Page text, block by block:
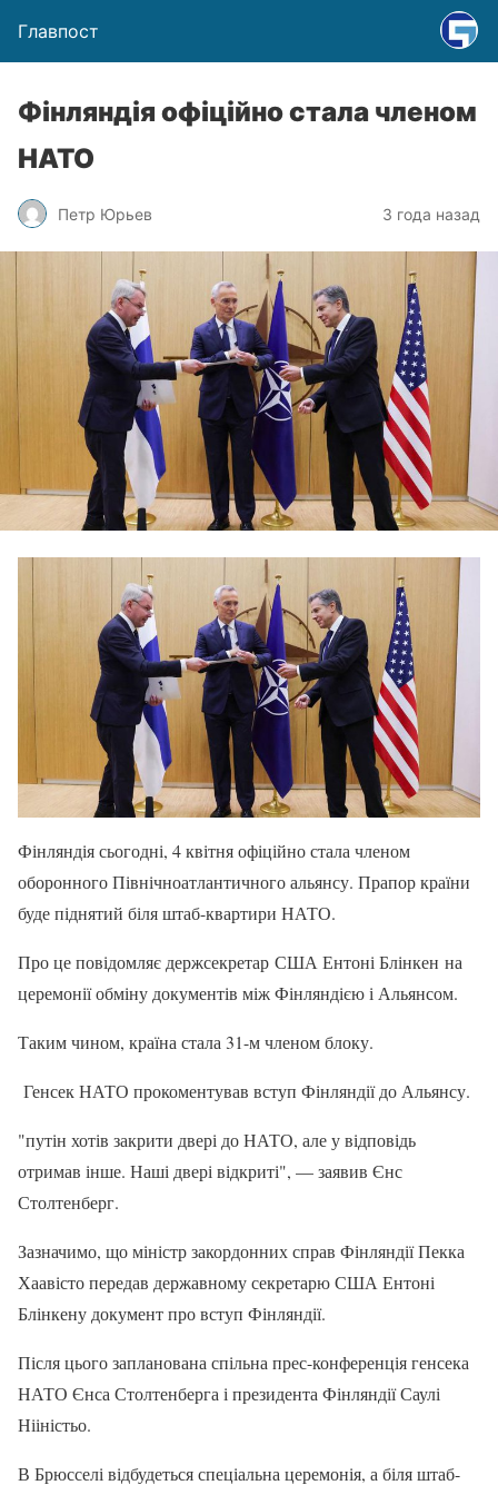
Главпост
Фінляндія офіційно стала членом
НАТО
Петр Юрьев 3 года назад
Фінляндія сьогодні, 4 квітня офіційно стала членом
оборонного Північноатлантичного альянсу. Прапор країни
буде піднятий біля штаб-квартири НАТО.
Про це повідомляє держсекретар США Ентоні Блінкен на
церемонії обміну документів між Фінляндією і Альянсом.
Таким чином, країна стала 31-м членом блоку.
Генсек НАТО прокоментував вступ Фінляндії до Альянсу.
"путін хотів закрити двері до НАТО, але у відповідь
отримав інше. Наші двері відкриті", — заявив Єнс
Столтенберг.
Зазначимо, що міністр закордонних справ Фінляндії Пекка
Хаавісто передав державному секретарю США Ентоні
Блінкену документ про вступ Фінляндії.
Після цього запланована спільна прес-конференція генсека
НАТО Єнса Столтенберга і президента Фінляндії Саулі
Нііністьо.
В Брюсселі відбудеться спеціальна церемонія, а біля штаб-